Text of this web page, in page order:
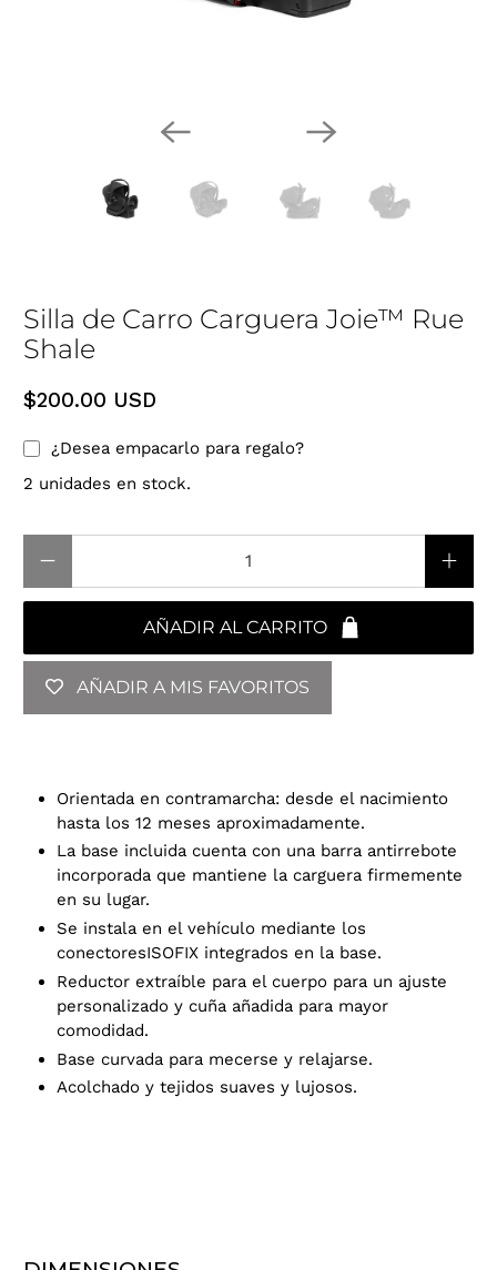
Silla de Carro Carguera Joie™ Rue
Shale
$200.00 USD
¿Desea empacarlo para regalo?
2 unidades en stock.
AÑADIR AL CARRITO
AÑADIR A MIS FAVORITOS
Orientada en contramarcha: desde el nacimiento
hasta los 12 meses aproximadamente.
La base incluida cuenta con una barra antirrebote
incorporada que mantiene la carguera firmemente
en su lugar.
Se instala en el vehículo mediante los
conectoresISOFIX integrados en la base.
Reductor extraíble para el cuerpo para un ajuste
personalizado y cuña añadida para mayor
comodidad.
Base curvada para mecerse y relajarse.
Acolchado y tejidos suaves y lujosos.